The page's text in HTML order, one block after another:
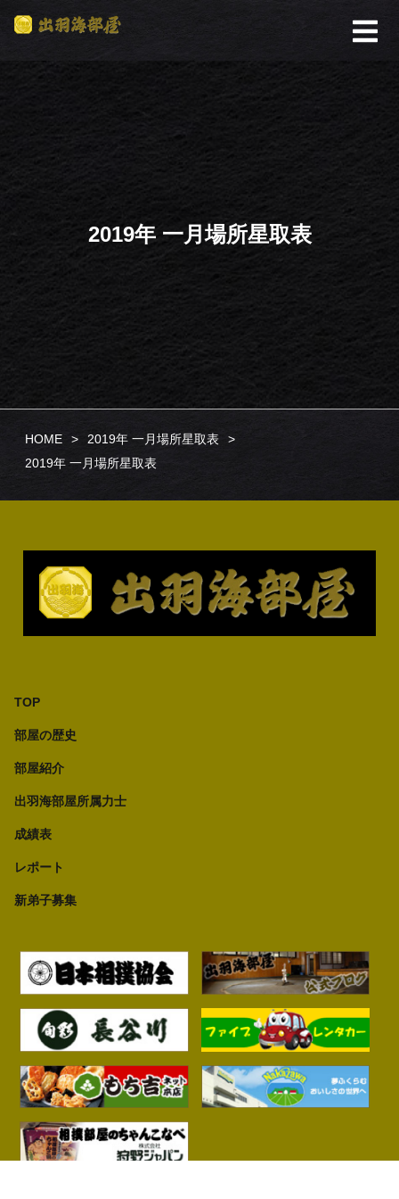
2019年 一月場所星取表
HOME
2019年 一月場所星取表
2019年 一月場所星取表
TOP
部屋の歴史
部屋紹介
出羽海部屋所属力士
成績表
レポート
新弟子募集